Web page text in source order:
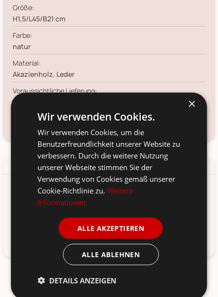
Größe:
H1,5/L45/B21 cm
Farbe:
natur
Material:
Akazienholz, Leder
Voraussichtliche Lieferung:
Produkt-/Sicherheitshinweise
Dieses rechteckige Laon Tapasbrett aus Akazienholz von Chic
Antique fördert die Lust zum Schnibbeln und Zerkleinern und
oder anderen kleinen Köstlichkeiten ist das Brett von Chic
Antique wie gemacht und versprüht eine Wärme und
Vollkommenheit.
×
Wir verwenden Cookies.
Wir verwenden Cookies, um die
Benutzerfreundlichkeit unserer Website zu
verbessern. Durch die weitere Nutzung
unserer Webseite stimmen Sie der
Verwendung von Cookies gemäß unserer
Cookie-Richtlinie zu.Weitere
Informationen
ALLE AKZEPTIEREN
ALLE ABLEHNEN
DETAILS ANZEIGEN